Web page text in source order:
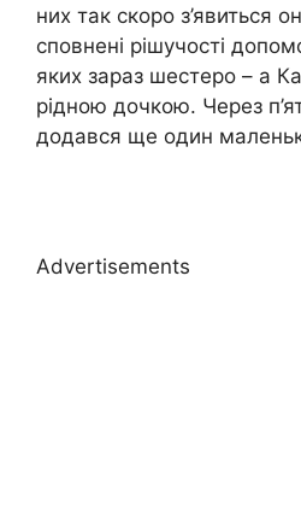
них так скоро з’явиться
сповнені рішучості
яких зараз шестеро – а
рідною дочкою. Через
додався ще один
Advertisements